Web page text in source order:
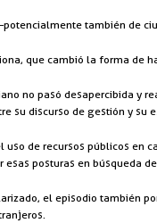
también de
que cambió la forma de
no pasó desapercibida y
su discurso de gestión y su
de recursos públicos
posturas en búsqueda
el episodio también